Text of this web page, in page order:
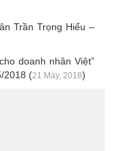
Trần Trọng Hiếu –
doanh nhân Việt”
2018 (21 May, 2018)